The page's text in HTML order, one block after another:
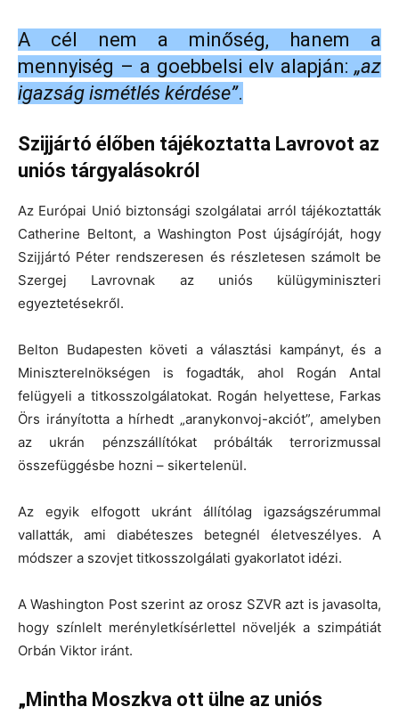
A cél nem a minőség, hanem a
mennyiség – a goebbelsi elv alapján: „az
igazság ismétlés kérdése”.
Szijjártó élőben tájékoztatta Lavrovot az
uniós tárgyalásokról
Az Európai Unió biztonsági szolgálatai arról tájékoztatták
Catherine Beltont, a Washington Post újságíróját, hogy
Szijjártó Péter rendszeresen és részletesen számolt be
Szergej Lavrovnak az uniós külügyminiszteri
egyeztetésekről.
Belton Budapesten követi a választási kampányt, és a
Miniszterelnökségen is fogadták, ahol Rogán Antal
felügyeli a titkosszolgálatokat. Rogán helyettese, Farkas
Örs irányította a hírhedt „aranykonvoj-akciót”, amelyben
az ukrán pénzszállítókat próbálták terrorizmussal
összefüggésbe hozni – sikertelenül.
Az egyik elfogott ukránt állítólag igazságszérummal
vallatták, ami diabéteszes betegnél életveszélyes. A
módszer a szovjet titkosszolgálati gyakorlatot idézi.
A Washington Post szerint az orosz SZVR azt is javasolta,
hogy színlelt merényletkísérlettel növeljék a szimpátiát
Orbán Viktor iránt.
„Mintha Moszkva ott ülne az uniós